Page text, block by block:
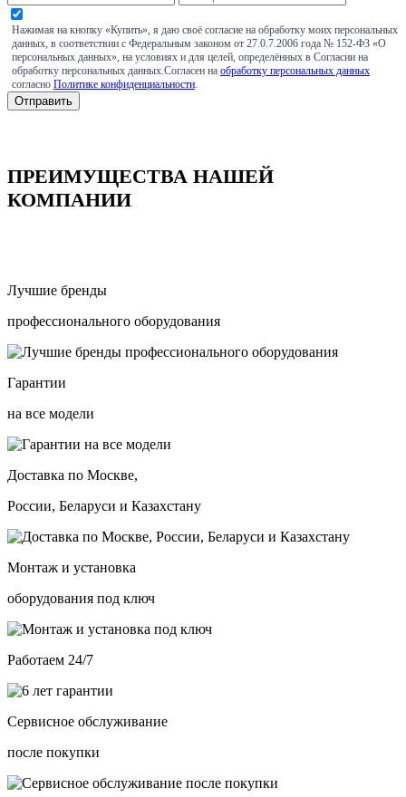
Нажимая на кнопку «Купить», я даю своё согласие на обработку моих персональных
данных, в соответствии с Федеральным законом от 27.0.7.2006 года № 152-ФЗ «О
персональных данных», на условиях и для целей, определённых в Согласии на
обработку персональных данных.Согласен на обработку персональных данных
согласно Политике конфиденциальности
ПРЕИМУЩЕСТВА НАШЕЙ
КОМПАНИИ
Лучшие бренды
профессионального оборудования
Гарантии
на все модели
Доставка по Москве,
России, Беларуси и Казахстану
Монтаж и установка
оборудования под ключ
Работаем 24/7
Сервисное обслуживание
после покупки